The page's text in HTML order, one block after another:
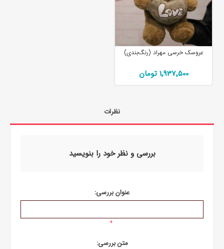
عروسک خرسی مهراد (رنگ‌بندی)
1٬937٬500 تومان
نظرات
بررسی و نظر خود را بنویسید
عنوان بررسی:
*
متن بررسی: